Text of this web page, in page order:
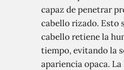
capaz de penetrar
cabello rizado. Esto
cabello retiene la
tiempo, evitando la
apariencia opaca.